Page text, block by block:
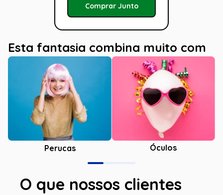
Comprar Junto
Esta fantasia combina muito com
Perucas Óculos
O que nossos clientes